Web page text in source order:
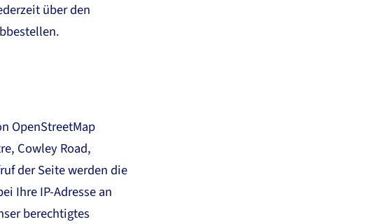
über den
OpenStreetMap
Cowley Road,
der Seite werden die
Ihre IP-Adresse an
berechtigtes